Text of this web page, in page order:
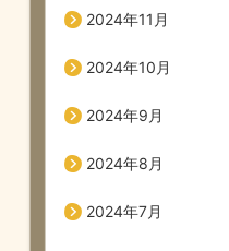
2024年11月
2024年10月
2024年9月
2024年8月
2024年7月